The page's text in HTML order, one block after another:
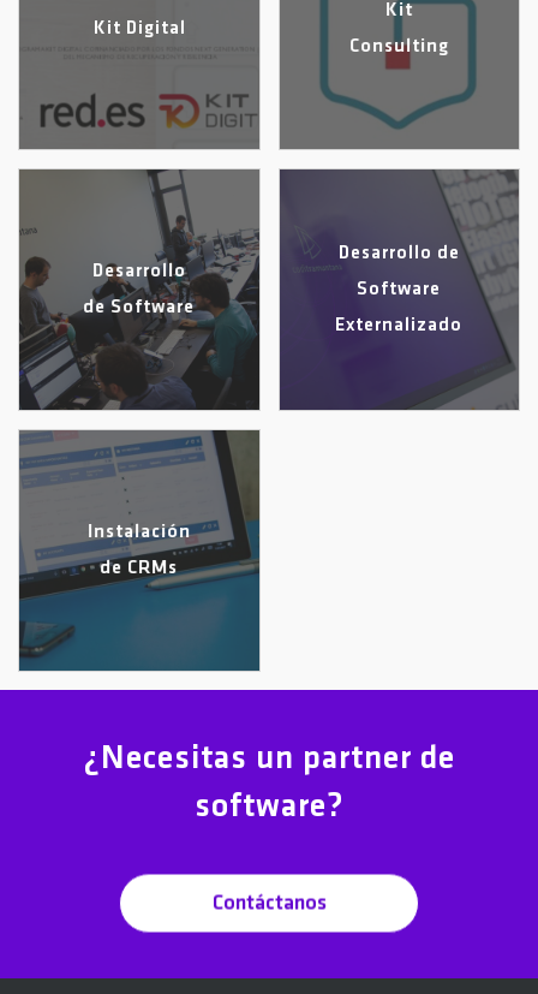
Kit Digital
Kit
Consulting
Desarrollo
de Software
Desarrollo de
Software
Externalizado
Instalación
de CRMs
¿Necesitas un partner de
software?
Contáctanos